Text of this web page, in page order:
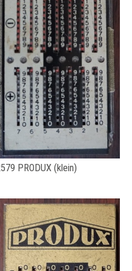
PRODUX (klein)